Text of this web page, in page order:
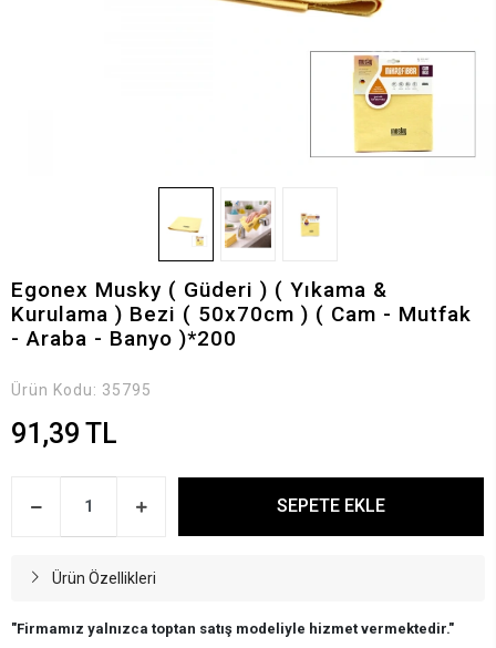
Egonex Musky ( Güderi ) ( Yıkama &
Kurulama ) Bezi ( 50x70cm ) ( Cam - Mutfak
- Araba - Banyo )*200
Ürün Kodu: 35795
91,39 TL
SEPETE EKLE
Ürün Özellikleri
"Firmamız yalnızca toptan satış modeliyle hizmet vermektedir."